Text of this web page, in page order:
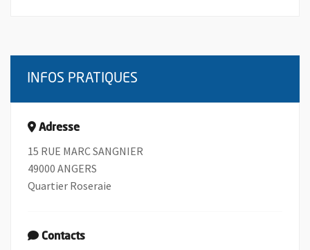
INFOS PRATIQUES
Adresse
15 RUE MARC SANGNIER
49000 ANGERS
Quartier Roseraie
Contacts